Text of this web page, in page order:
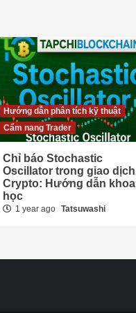
Hướng dẫn phân tích kỹ thuật
Cẩm nang Trader
Chỉ báo Stochastic
Oscillator trong giao dịch
Crypto: Hướng dẫn khoa
học
1 year ago Tatsuwashi